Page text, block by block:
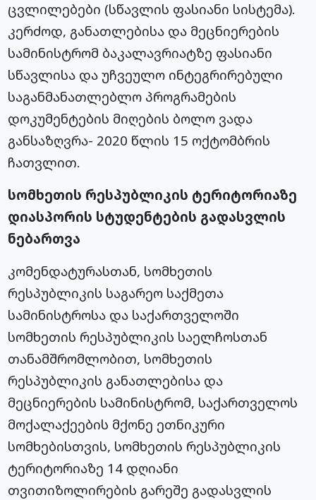
ცვლილებები (სწავლის ფასიანი სისტემა).
კერძოდ, განათლებისა და მეცნიერების
სამინისტრომ ბაკალავრიატზე ფასიანი
სწავლისა და უჩვეულო ინტეგრირებული
საგანმანათლებლო პროგრამების
დოკუმენტების მიღების ბოლო ვადა
განსაზღვრა- 2020 წლის 15 ოქტომბრის
ჩათვლით.
სომხეთის რესპუბლიკის ტერიტორიაზე
დიასპორის სტუდენტების გადასვლის
ნებართვა
კომენდატურასთან, სომხეთის
რესპუბლიკის საგარეო საქმეთა
სამინისტროსა და საქართველოში
სომხეთის რესპუბლიკის საელჩოსთან
თანამშრომლობით, სომხეთის
რესპუბლიკის განათლებისა და
მეცნიერების სამინისტრომ, საქართველოს
მოქალაქეების მქონე ეთნიკური
სომხებისთვის, სომხეთის რესპუბლიკის
ტერიტორიაზე 14 დღიანი
თვითიზოლირების გარეშე გადასვლის